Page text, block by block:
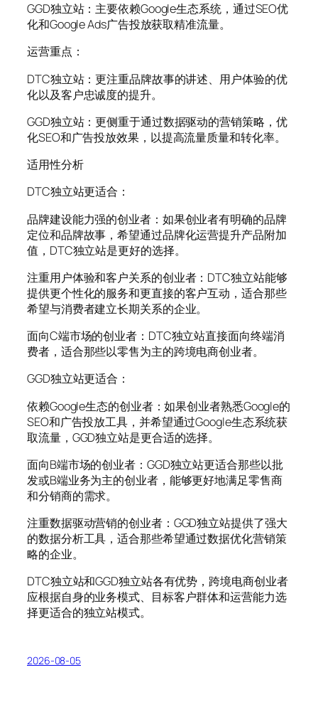
GGD独立站：主要依赖Google生态系统，通过SEO优
化和Google Ads广告投放获取精准流量。
运营重点：
DTC独立站：更注重品牌故事的讲述、用户体验的优
化以及客户忠诚度的提升。
GGD独立站：更侧重于通过数据驱动的营销策略，优
化SEO和广告投放效果，以提高流量质量和转化率。
适用性分析
DTC独立站更适合：
品牌建设能力强的创业者：如果创业者有明确的品牌
定位和品牌故事，希望通过品牌化运营提升产品附加
值，DTC独立站是更好的选择。
注重用户体验和客户关系的创业者：DTC独立站能够
提供更个性化的服务和更直接的客户互动，适合那些
希望与消费者建立长期关系的企业。
面向C端市场的创业者：DTC独立站直接面向终端消
费者，适合那些以零售为主的跨境电商创业者。
GGD独立站更适合：
依赖Google生态的创业者：如果创业者熟悉Google的
SEO和广告投放工具，并希望通过Google生态系统获
取流量，GGD独立站是更合适的选择。
面向B端市场的创业者：GGD独立站更适合那些以批
发或B端业务为主的创业者，能够更好地满足零售商
和分销商的需求。
注重数据驱动营销的创业者：GGD独立站提供了强大
的数据分析工具，适合那些希望通过数据优化营销策
略的企业。
DTC独立站和GGD独立站各有优势，跨境电商创业者
应根据自身的业务模式、目标客户群体和运营能力选
择更适合的独立站模式。
2026-08-05